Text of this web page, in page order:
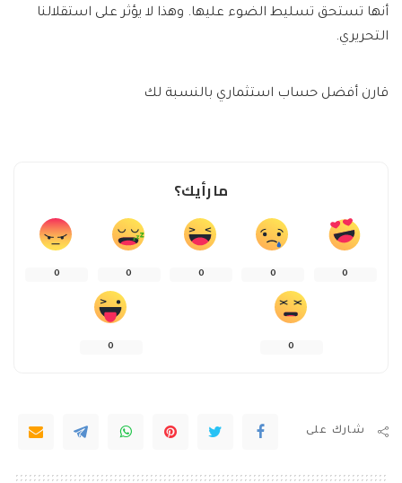
أنها تستحق تسليط الضوء عليها. وهذا لا يؤثر على استقلالنا
التحريري.
قارن أفضل حساب استثماري بالنسبة لك
ما رأيك؟
0
0
0
0
0
0
0
شارك على